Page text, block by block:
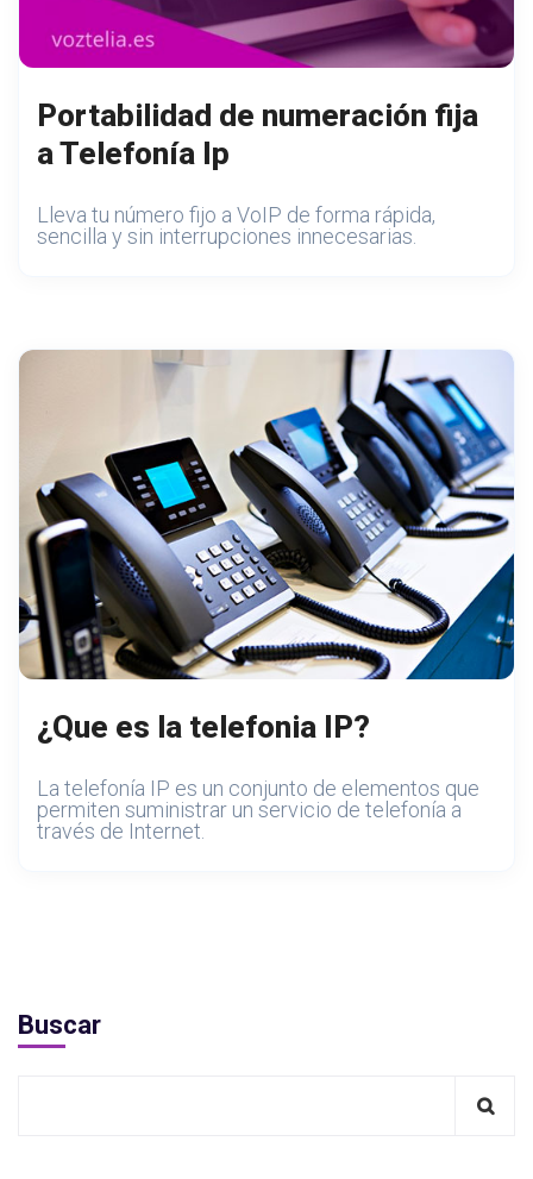
Portabilidad de numeración fija
a Telefonía Ip
Lleva tu número fijo a VoIP de forma rápida,
sencilla y sin interrupciones innecesarias.
¿Que es la telefonia IP?
La telefonía IP es un conjunto de elementos que
permiten suministrar un servicio de telefonía a
través de Internet.
Buscar